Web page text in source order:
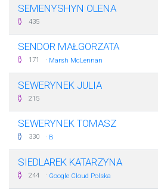
SEMENYSHYN OLENA
435
SENDOR MAŁGORZATA
171 · Marsh McLennan
SEWERYNEK JULIA
215
SEWERYNEK TOMASZ
330 · B
SIEDLAREK KATARZYNA
244 · Google Cloud Polska